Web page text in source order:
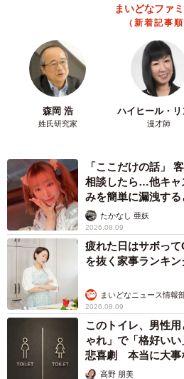
まいどなファ
（新着記事順
森岡 浩
姓氏研究家
ハイヒール・
漫才師
「ここだけの話」
相談したら…他キャスト
みを簡単に漏洩す
ャストに取材】
たかなし 亜妖
2026.08.09
疲れた日はサボっ
を抜く家事ランキ
まいどなニュース情報
2026.08.09
このトイレ、男性
ゃれ」で「格好い
悲喜劇 本当に大事
く…高野 朋美